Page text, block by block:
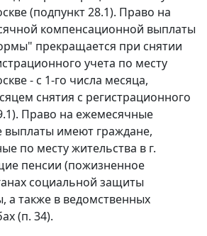
(подпункт 28.1). Право на
компенсационной выплаты
прекращается при снятии
учета по месту
- с 1-го числа месяца,
снятия с регистрационного
). Право на ежемесячные
имеют граждане,
по месту жительства в г.
пенсии (пожизненное
социальной защиты
а также в ведомственных
(п. 34).